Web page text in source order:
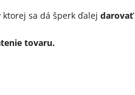
ktorej sa dá šperk ďalej darovať
tovaru.